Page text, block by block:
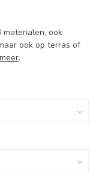
materialen, ook
ook op terras of
.